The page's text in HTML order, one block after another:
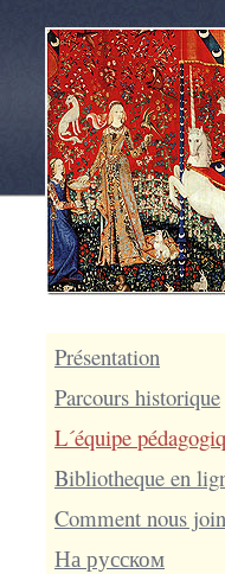
Présentation
Parcours historique
L´équipe
Bibliotheque en
Comment nous
На русском